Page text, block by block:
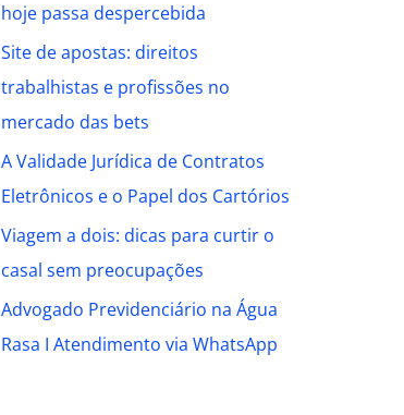
hoje passa despercebida
Site de apostas: direitos
trabalhistas e profissões no
mercado das bets
A Validade Jurídica de Contratos
Eletrônicos e o Papel dos Cartórios
Viagem a dois: dicas para curtir o
casal sem preocupações
Advogado Previdenciário na Água
Rasa I Atendimento via WhatsApp